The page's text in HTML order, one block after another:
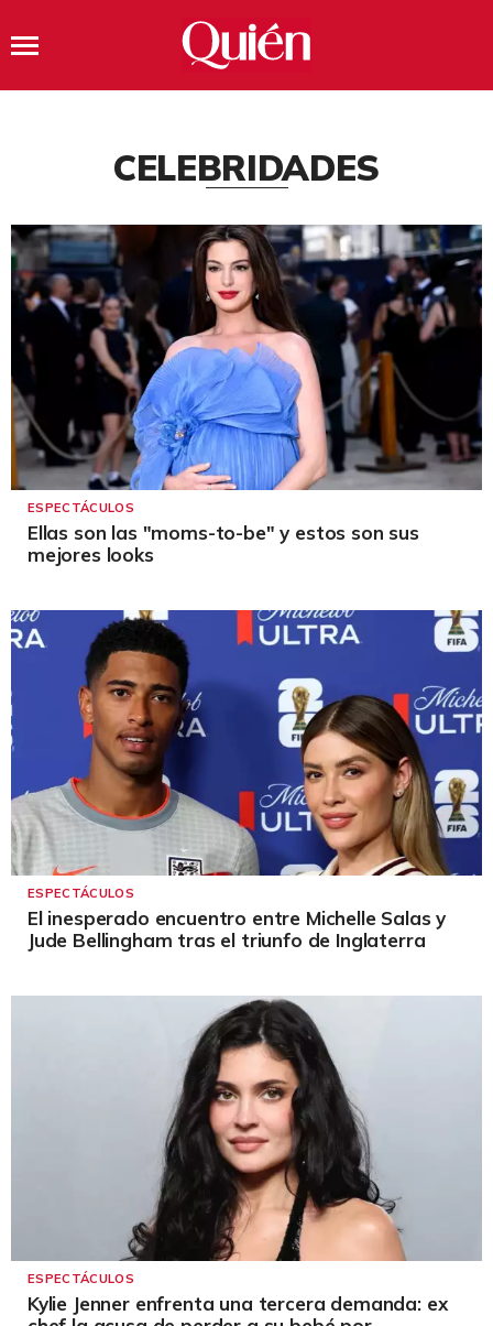
CELEBRIDADES
ESPECTÁCULOS
Ellas son las "moms-to-be" y estos son sus
mejores looks
ESPECTÁCULOS
El inesperado encuentro entre Michelle Salas y
Jude Bellingham tras el triunfo de Inglaterra
ESPECTÁCULOS
Kylie Jenner enfrenta una tercera demanda: ex